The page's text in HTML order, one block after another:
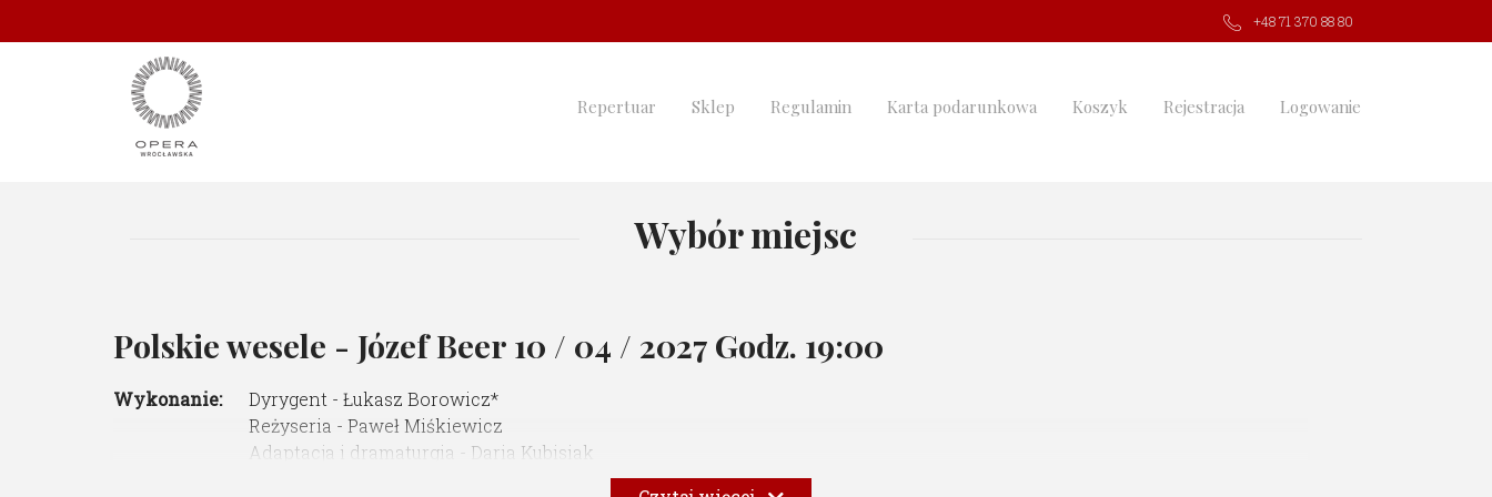
+48 71 370 88 80
Repertuar Sklep Regulamin Karta podarunkowa Koszyk Rejestracja Logowanie
Wybór miejsc
Polskie wesele - Józef Beer 10 / 04 / 2027 Godz. 19:00
Wykonanie:
Dyrygent - Łukasz Borowicz*
Reżyseria - Paweł Miśkiewicz
Adaptacja i dramaturgia - Daria Kubisiak
Choreografia i ruch sceniczny - Maćko Prusak